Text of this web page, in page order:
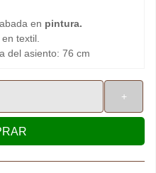
en pintura.
en textil.
del asiento: 76 cm
+